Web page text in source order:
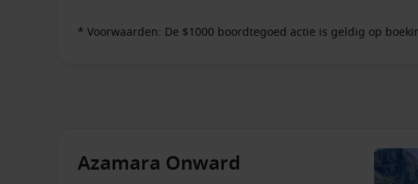
* Voorwaarden: De $1000 boordtegoed actie is geldig op
Azamara Onward